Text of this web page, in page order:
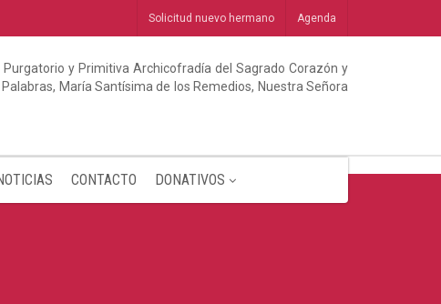
Solicitud nuevo hermano Agenda
y Primitiva Archicofradía del Sagrado Corazón y
María Santísima de los Remedios, Nuestra Señora
CONTACTO DONATIVOS